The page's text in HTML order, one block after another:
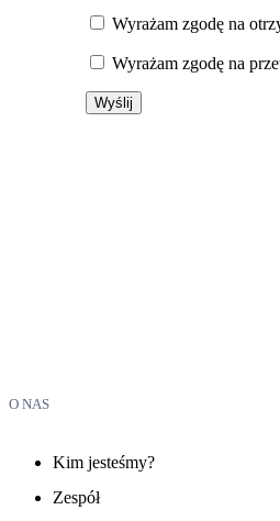
Wyrażam zgodę na
Wyrażam zgodę na
O NAS
Kim jesteśmy?
Zespół